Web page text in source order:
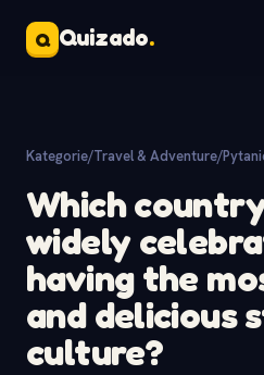
Q Quizado.
Kategorie/Travel & Adventure/
Which
widely
having the
and delicious
culture?